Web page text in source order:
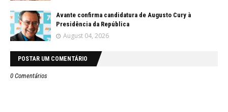
Avante confirma candidatura de Augusto Cury à
Presidência da República
August 04, 2026
POSTAR UM COMENTÁRIO
0 Comentários